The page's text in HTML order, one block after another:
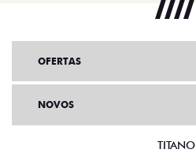
OFERTAS
NOVOS
TITANO